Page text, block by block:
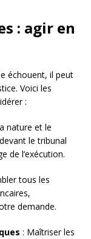
: agir en
échouent, il peut
Voici les
:
nature et le
le tribunal
de l’exécution.
tous les
demande.
: Maîtriser les